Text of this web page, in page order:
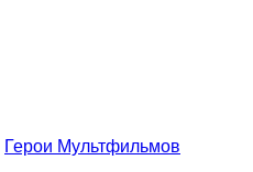
Герои Мультфильмов